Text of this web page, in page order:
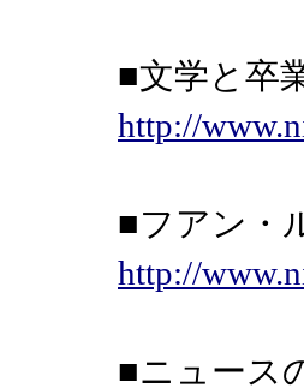
■文学と
http://
■フアン・
http://
■ニュー